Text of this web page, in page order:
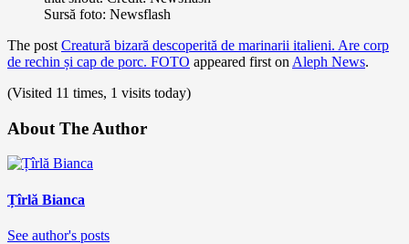
Sursă foto: Newsflash
The post Creatură bizară descoperită de marinarii italieni. Are corp
de rechin și cap de porc. FOTO appeared first on Aleph News.
(Visited 11 times, 1 visits today)
About The Author
Țîrlă Bianca
See author's posts